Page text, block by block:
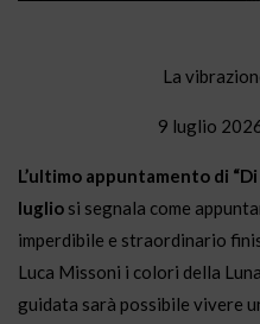
La
9 luglio
L’ultimo appuntamento di
luglio si segnala come appun
imperdibile e straordinario
Luca Missoni i colori della
guidata sarà possibile vivere